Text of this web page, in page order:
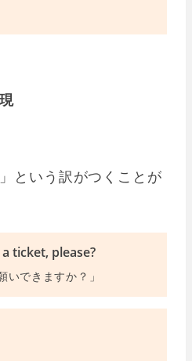
という訳がつくことが
ticket, please?
いできますか？」